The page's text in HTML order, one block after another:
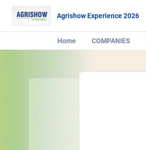
Agrishow Experience 2026
Home COMPANIES